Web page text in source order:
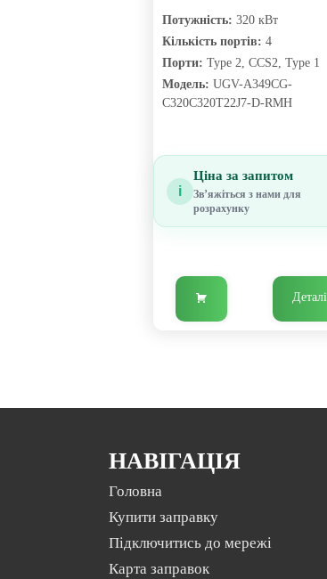
Потужність: 320 кВт
Кількість портів: 4
Порти: Type 2, CCS2, Type 1
Модель: UGV-A349CG-
С320C320T22J7-D-RMH
i
Ціна за запитом
Звʼяжіться з нами для
розрахунку
Деталі
НАВІГАЦІЯ
Головна
Купити заправку
Підключитись до мережі
Карта заправок